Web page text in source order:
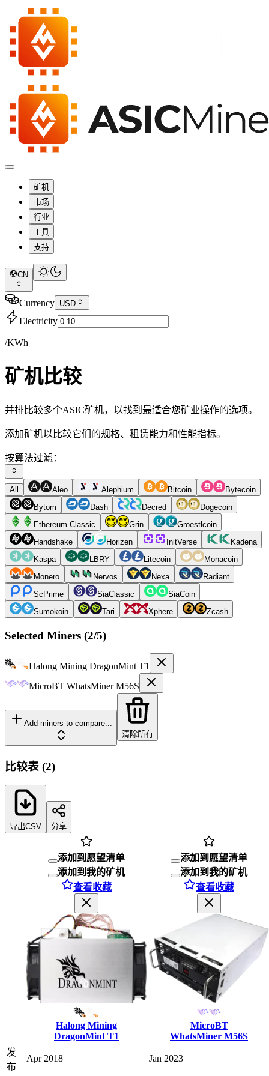
矿机
市场
行业
工具
支持
CN
Currency USD
Electricity
/KWh
矿机比较
并排比较多个ASIC矿机，以找到最适合您矿业操作的选项。
添加矿机以比较它们的规格、租赁能力和性能指标。
按算法过滤：
All Aleo Alephium Bitcoin
Bytecoin
Bytom
Dash Decred
Dogecoin
Ethereum Classic
Grin
Groestlcoin
Handshake
Horizen InitVerse
Kadena
Kaspa
LBRY Litecoin
Monacoin
Monero
Nervos Nexa
Radiant
ScPrime
SiaClassic
SiaCoin
Sumokoin
Tari Xphere Zcash
Selected Miners (2/5)
Halong Mining DragonMint T1
MicroBT WhatsMiner M56S
Add miners to compare...
清除所有
比较表 (2)
导出CSV 分享
添加到愿望清单
添加到我的矿机
查看收藏
Halong Mining
DragonMint T1
添加到愿望清单
添加到我的矿机
查看收藏
MicroBT
WhatsMiner M56S
发
布
Apr 2018 Jan 2023